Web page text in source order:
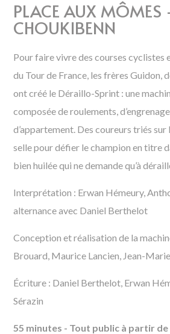
PLACE AUX MÔMES
CHOUKIBENN
Pour faire vivre des courses cyclistes
du Tour de France, les frères Guidon,
ont créé le Déraillo-Sprint : une
composée de roulements,
d’appartement. Des coureurs triés
selle pour défier le champion en titre
bien huilée qui ne demande qu’à
Interprétation : Erwan Hémeury,
alternance avec Daniel Berthelot
Conception et réalisation de la
Brouard, Maurice Lancien, Jean-
Écriture : Daniel Berthelot, Erwan
Sérazin
55 minutes - Tout public à partir de